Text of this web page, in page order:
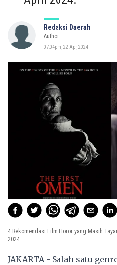
Redaksi Daerah
Author
07:04pm, 22 Apr, 2024
4 Rekomendasi Film Horor yang Masih
2024
JAKARTA - Salah satu